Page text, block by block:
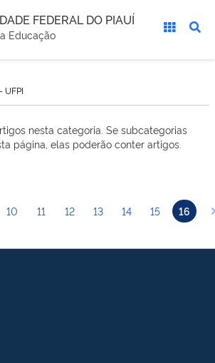
FEDERAL DO PIAUÍ
Educação
UFPI
nesta categoria. Se subcategorias
página, elas poderão conter artigos.
10 11 12 13 14 15 16